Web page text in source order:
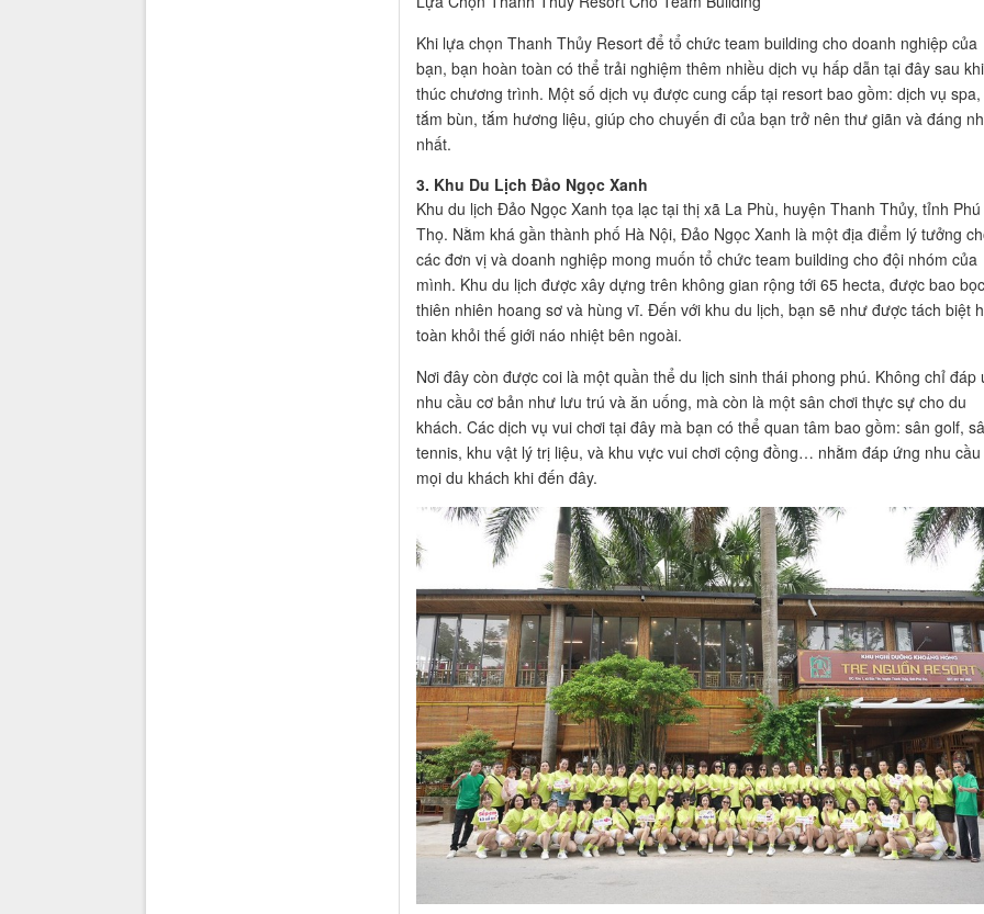
Khi lựa chọn Thanh Thủy Resort để tổ chức team building cho doanh nghiệp của
bạn, bạn hoàn toàn có thể trải nghiệm thêm nhiều dịch vụ hấp dẫn tại đây sau
thúc chương trình. Một số dịch vụ được cung cấp tại resort bao gồm: dịch vụ spa,
tắm bùn, tắm hương liệu, giúp cho chuyến đi của bạn trở nên thư giãn và đáng
nhất.
3. Khu Du Lịch Đảo Ngọc Xanh
Khu du lịch Đảo Ngọc Xanh tọa lạc tại thị xã La Phù, huyện Thanh Thủy, tỉnh Phú
Thọ. Nằm khá gần thành phố Hà Nội, Đảo Ngọc Xanh là một địa điểm lý tưởng
các đơn vị và doanh nghiệp mong muốn tổ chức team building cho đội nhóm của
mình. Khu du lịch được xây dựng trên không gian rộng tới 65 hecta, được bao
thiên nhiên hoang sơ và hùng vĩ. Đến với khu du lịch, bạn sẽ như được tách biệt
toàn khỏi thế giới náo nhiệt bên ngoài.
Nơi đây còn được coi là một quần thể du lịch sinh thái phong phú. Không chỉ đáp
nhu cầu cơ bản như lưu trú và ăn uống, mà còn là một sân chơi thực sự cho du
khách. Các dịch vụ vui chơi tại đây mà bạn có thể quan tâm bao gồm: sân golf,
tennis, khu vật lý trị liệu, và khu vực vui chơi cộng đồng… nhằm đáp ứng nhu cầu
mọi du khách khi đến đây.